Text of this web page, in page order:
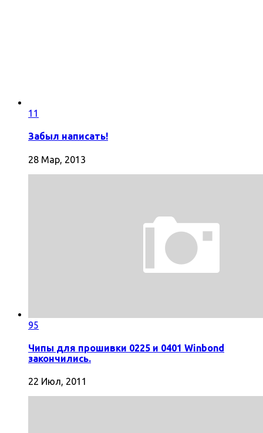
11
Забыл написать!
28 Мар, 2013
95
Чипы для прошивки 0225 и 0401 Winbond
закончились.
22 Июл, 2011